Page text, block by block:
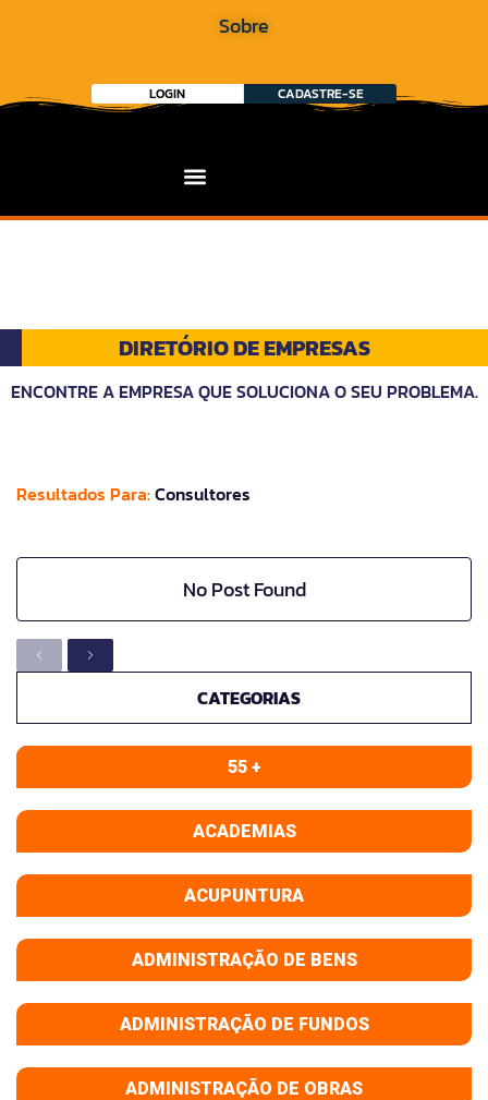
Sobre
LOGIN CADASTRE-SE
DIRETÓRIO DE EMPRESAS
ENCONTRE A EMPRESA QUE SOLUCIONA O SEU PROBLEMA.
Resultados Para:Consultores
No Post Found
CATEGORIAS
55 +
ACADEMIAS
ACUPUNTURA
ADMINISTRAÇÃO DE BENS
ADMINISTRAÇÃO DE FUNDOS
ADMINISTRAÇÃO DE OBRAS